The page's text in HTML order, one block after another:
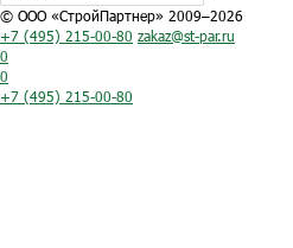
© ООО «СтройПартнер» 2009–2026
+7 (495) 215-00-80 zakaz@st-par.ru
0
0
+7 (495) 215-00-80